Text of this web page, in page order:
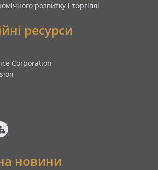
розвитку і торгівлі
ресурси
Corporation
новини